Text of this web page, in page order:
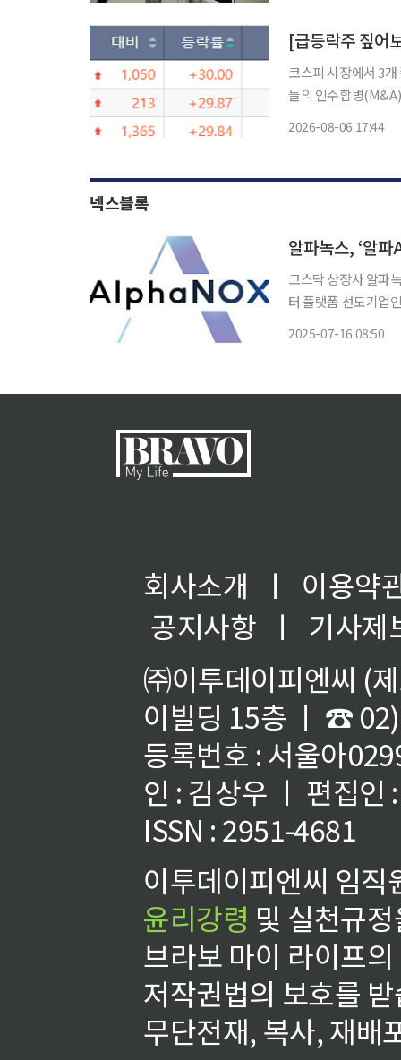
코스피 시장에서 3
들의 인수합병
2026-08-06 17:44
넥스블록
알파녹스, ‘알
코스닥 상장사 알파
터 플랫폼 선도기업
2025-07-16 08:50
회사소개 ㅣ
이용약
공지사항
ㅣ
기사제
㈜이투데이피엔씨 (
이빌딩 15층 ㅣ ☎
등록번호 : 서울아
인 : 김상우 ㅣ 편집인
ISSN : 2951-4681
이투데이피엔씨 임
윤리강령 및 실천규
브라보 마이 라이프
저작권법의 보호를
무단전재, 복사, 재배